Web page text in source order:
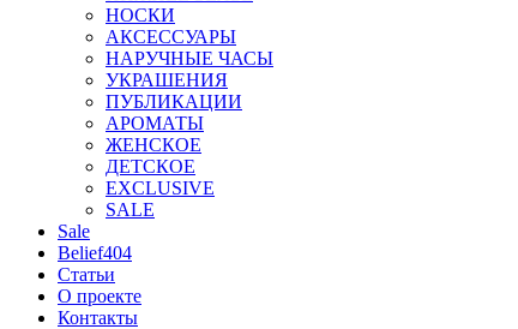
НОСКИ
АКСЕССУАРЫ
НАРУЧНЫЕ ЧАСЫ
УКРАШЕНИЯ
ПУБЛИКАЦИИ
АРОМАТЫ
ЖЕНСКОЕ
ДЕТСКОЕ
EXCLUSIVE
SALE
Sale
Belief404
Статьи
О проекте
Контакты